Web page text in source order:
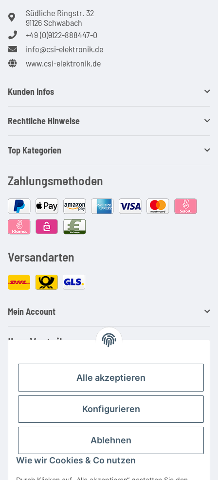
Südliche Ringstr. 32
91126 Schwabach
+49 (0)9122-888447-0
info@csi-elektronik.de
www.csi-elektronik.de
Kunden Infos
Rechtliche Hinweise
Top Kategorien
Zahlungsmethoden
Versandarten
Mein Account
Ihre Vorteile
Kauf auf Rechnung
Große Auswahl an Netzteilen und Ladegeräten
Schnelle Lieferung
Hohe Lagerverfügbarkeit
Vertrag widerrufen
Alle akzeptieren
Konfigurieren
Ablehnen
Wie wir Cookies & Co nutzen